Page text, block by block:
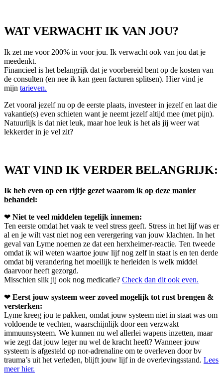
WAT VERWACHT IK VAN JOU?
Ik zet me voor 200% in voor jou. Ik verwacht ook van jou dat je
meedenkt.
Financieel is het belangrijk dat je voorbereid bent op de kosten van
de consulten (en nee ik kan geen facturen splitsen). Hier vind je
mijn tarieven.
Zet vooral jezelf nu op de eerste plaats, investeer in jezelf en laat die
vakantie(s) even schieten want je neemt jezelf altijd mee (met pijn).
Natuurlijk is dat niet leuk, maar hoe leuk is het als jij weer wat
lekkerder in je vel zit?
WAT VIND IK VERDER BELANGRIJK:
Ik heb even op een rijtje gezetwaarom ik op deze manier
behandel:
❤ Niet te veel middelen tegelijk innemen:
Ten eerste omdat het vaak te veel stress geeft. Stress in het lijf was er
al en je wilt vast niet nog een verergering van jouw klachten. In het
geval van Lyme noemen ze dat een herxheimer-reactie. Ten tweede
omdat ik wil weten waartoe jouw lijf nog zelf in staat is en ten derde
omdat bij verandering het moeilijk te herleiden is welk middel
daarvoor heeft gezorgd.
Misschien slik jij ook nog medicatie? Check dan dit ook even.
❤ Eerst jouw systeem weer zoveel mogelijk tot rust brengen &
versterken:
Lyme kreeg jou te pakken, omdat jouw systeem niet in staat was om
voldoende te vechten, waarschijnlijk door een verzwakt
immuunsysteem. We kunnen nu wel allerlei wapens inzetten, maar
wie zegt dat jouw leger nu wel de kracht heeft? Wanneer jouw
systeem is afgesteld op nor-adrenaline om te overleven door bv
trauma’s uit het verleden, blijft jouw lijf in de overlevingsstand. Lees
meer hier.